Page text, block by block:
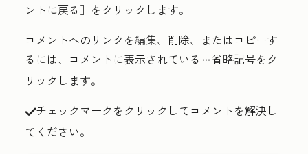
ントに戻る］ をクリックします。
コメントへのリンクを編集、削除、またはコピーす
るには、コメントに表示されている ellipses省略記号をク
リックします。
successチェックマーク をクリックしてコメントを解決し
てください。